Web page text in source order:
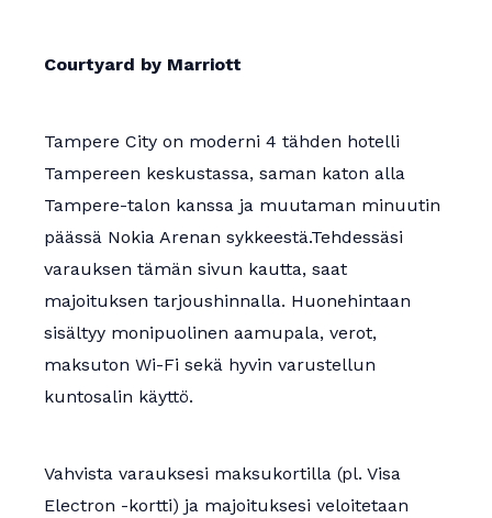
Courtyard by Marriott
Tampere City on moderni 4 tähden hotelli
Tampereen keskustassa, saman katon alla
Tampere-talon kanssa ja muutaman minuutin
päässä Nokia Arenan sykkeestä.Tehdessäsi
varauksen tämän sivun kautta, saat
majoituksen tarjoushinnalla. Huonehintaan
sisältyy monipuolinen aamupala, verot,
maksuton Wi-Fi sekä hyvin varustellun
kuntosalin käyttö.
Vahvista varauksesi maksukortilla (pl. Visa
Electron -kortti) ja majoituksesi veloitetaan